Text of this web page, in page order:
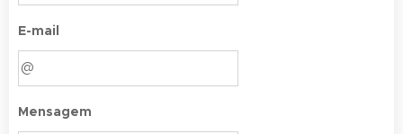
E-mail
Mensagem